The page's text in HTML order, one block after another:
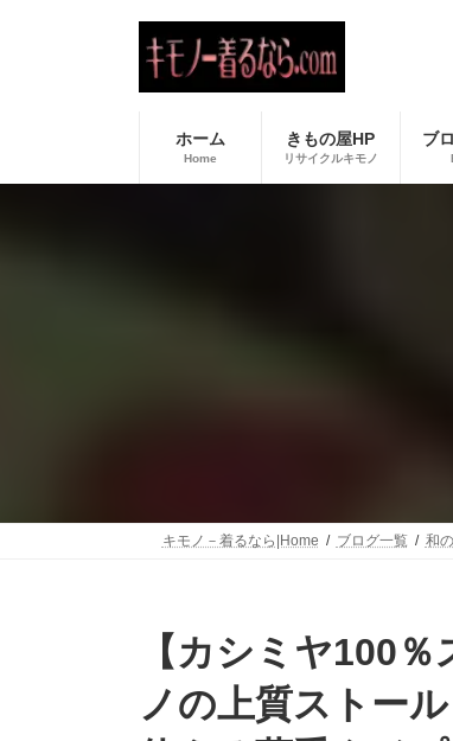
キ
に
ホーム
Home
きもの屋HP
リサイクルキモノ
ブ
キモノ－着るなら|Home ブログ一覧 和
【カシミヤ100
ノの上質ストー